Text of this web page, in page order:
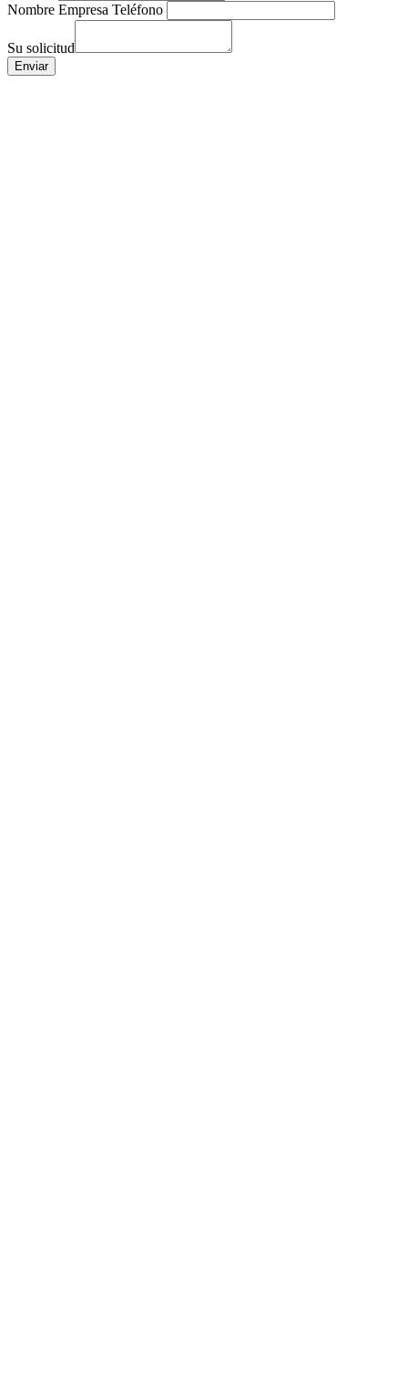
Nombre Empresa Teléfono
Su solicitud
Enviar